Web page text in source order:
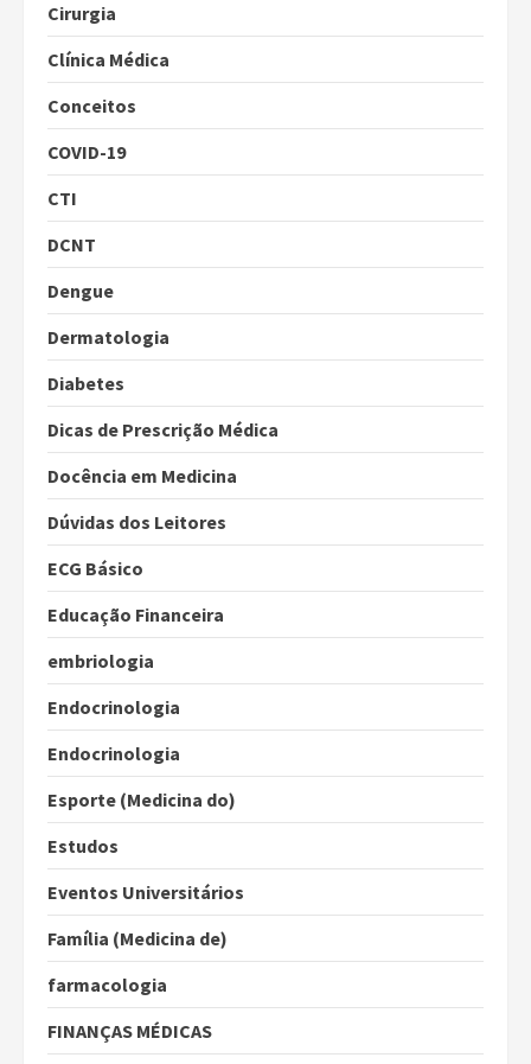
Cirurgia
Clínica Médica
Conceitos
COVID-19
CTI
DCNT
Dengue
Dermatologia
Diabetes
Dicas de Prescrição Médica
Docência em Medicina
Dúvidas dos Leitores
ECG Básico
Educação Financeira
embriologia
Endocrinologia
Endocrinologia
Esporte (Medicina do)
Estudos
Eventos Universitários
Família (Medicina de)
farmacologia
FINANÇAS MÉDICAS